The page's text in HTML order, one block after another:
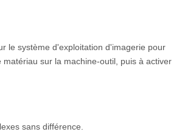
le système d'exploitation d'imagerie pour
sur la machine-outil, puis à activer
sans différence.